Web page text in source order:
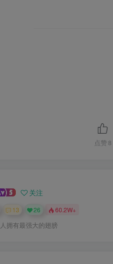
点赞 8
关注
13 26 60.2W+
拥有最强大的翅膀